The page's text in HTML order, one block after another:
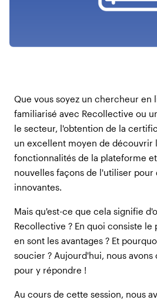
Que vous soyez un chercheur en
familiarisé avec Recollective ou
le secteur, l'obtention de la
un excellent moyen de découvrir
fonctionnalités de la plateforme
nouvelles façons de l'utiliser pour
innovantes.
Mais qu'est-ce que cela signifie
Recollective ? En quoi consiste le
en sont les avantages ? Et
soucier ? Aujourd'hui, nous
pour y répondre !
Au cours de cette session, nous